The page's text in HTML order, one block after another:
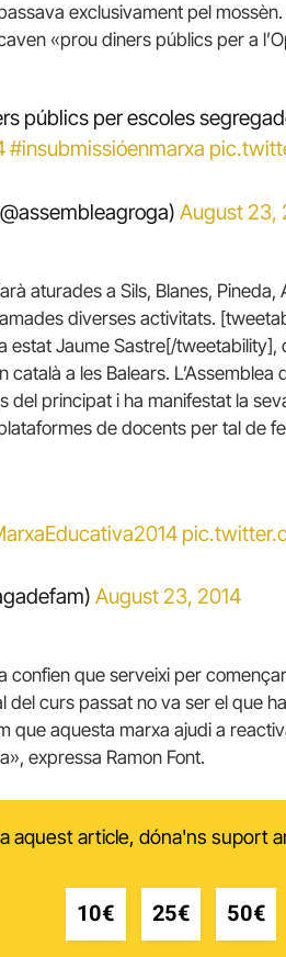
exclusivament pel
«prou diners públics per a
públics per escoles
#insubmissióenmarxa
August 23,
aturades a Sils, Blanes,
diverses activitats.
estat Jaume Sastre[/
català a les Balears. L’Assemblea
del principat i ha manifestat la
de docents per tal de
August 23, 2014
confien que serveixi per
del curs passat no va ser el que
que aquesta marxa ajudi a
expressa Ramon Font.
aquest article, dóna'ns suport
10€ 25€ 50€